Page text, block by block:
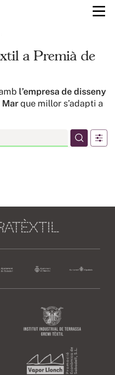
a Premià de
l’empresa de disseny
Marque millor s’adapti a